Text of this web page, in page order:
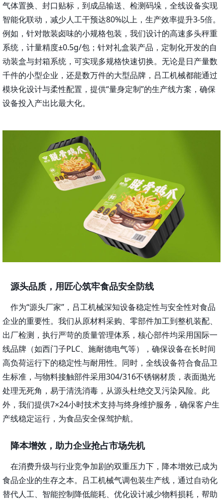
气体置换、封口贴标，到成品输送、检测码垛，全线设备实现
智能化联动，减少人工干预达80%以上，生产效率提升3-5倍。
例如，针对散装卤味的小规格包装，我们设计的高速多头秤重
系统，计量精度±0.5g/包；针对礼盒装产品，定制化开发的自
动装盒与封箱系统，可实现多规格快速切换。无论是日产量数
千件的小型企业，还是数万件的大型品牌，吕工机械都能通过
模块化设计与柔性配置，提供“量身定制”的生产线方案，确保
设备投入产出比最大化。
源头品质，用匠心筑牢食品安全防线
作为“源头厂家”，吕工机械深知设备稳定性与安全性对食品
企业的重要性。我们从原材料采购、零部件加工到整机装配、
出厂检测，执行严苛的质量管理体系，核心部件均采用国际一
线品牌（如西门子PLC、施耐德电气等），确保设备在长时间
高负荷运行下的稳定性与耐用性。同时，全线设备符合食品卫
生标准，与物料接触部件采用304/316不锈钢材质，表面抛光
处理无死角，易于清洗消毒，从源头杜绝交叉污染风险。此
外，我们提供7×24小时技术支持与终身维护服务，确保客户生
产线稳定运行，为食品安全保驾护航。
降本增效，助力企业抢占市场先机
在消费升级与行业竞争加剧的双重压力下，降本增效已成为
食品企业的生存之本。吕工机械气调包装生产线，通过自动化
替代人工、智能控制降低能耗、优化设计减少物料损耗，帮助